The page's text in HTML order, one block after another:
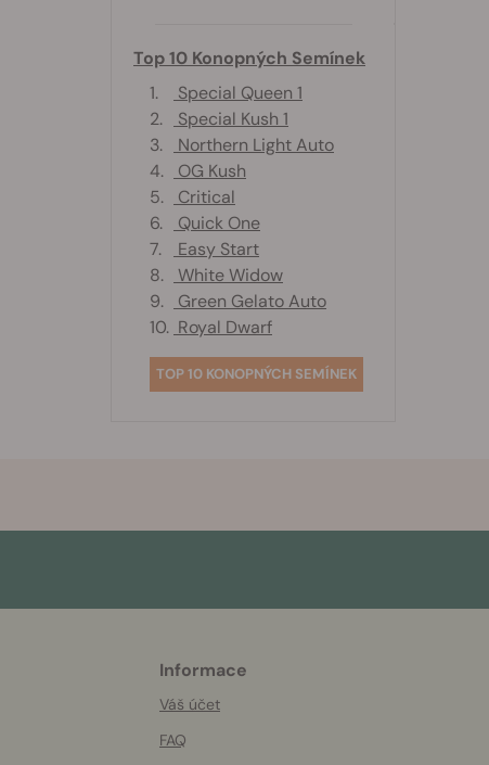
Top 10 Konopných Semínek
1.
Special Queen 1
2.
Special Kush 1
3.
Northern Light Auto
4.
OG Kush
5.
Critical
6.
Quick One
7.
Easy Start
8.
White Widow
9.
Green Gelato Auto
10. Royal Dwarf
TOP 10 KONOPNÝCH SEMÍNEK
Informace
Váš účet
FAQ